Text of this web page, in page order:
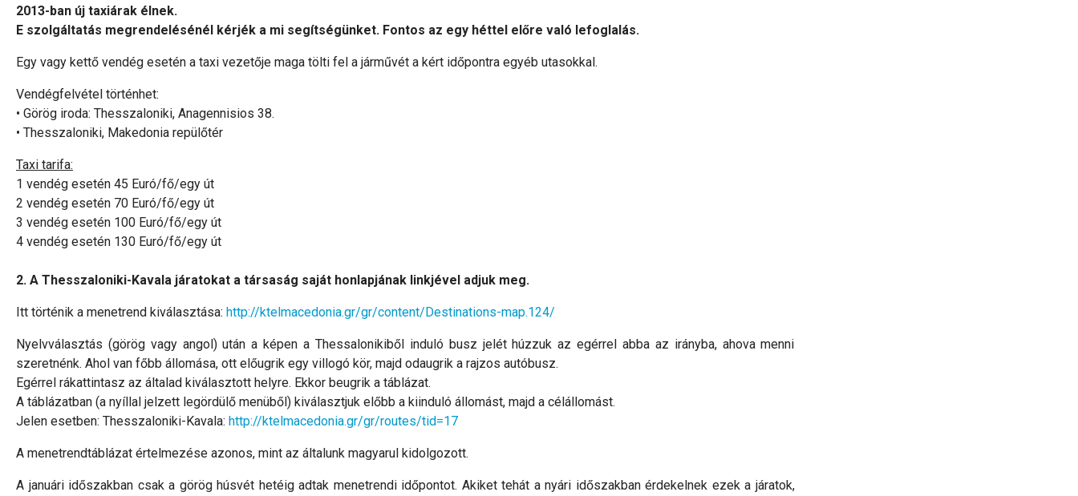
2013-ban új taxiárak élnek.
E szolgáltatás megrendelésénél kérjék a mi segítségünket. Fontos az egy héttel előre való lefoglalás.
Egy vagy kettő vendég esetén a taxi vezetője maga tölti fel a járművét a kért időpontra egyéb utasokkal.
Vendégfelvétel történhet:
• Görög iroda: Thesszaloniki, Anagennisios 38.
• Thesszaloniki, Makedonia repülőtér
Taxi tarifa:
1 vendég esetén 45 Euró/fő/egy út
2 vendég esetén 70 Euró/fő/egy út
3 vendég esetén 100 Euró/fő/egy út
4 vendég esetén 130 Euró/fő/egy út
2. A Thesszaloniki-Kavala járatokat a társaság saját honlapjának linkjével adjuk meg.
Itt történik a menetrend kiválasztása: http://ktelmacedonia.gr/gr/content/Destinations-map.124/
Nyelvválasztás (görög vagy angol) után a képen a Thessalonikiből induló busz jelét húzzuk az egérrel abba az irányba, ahova menni
szeretnénk. Ahol van főbb állomása, ott előugrik egy villogó kör, majd odaugrik a rajzos autóbusz.
Egérrel rákattintasz az általad kiválasztott helyre. Ekkor beugrik a táblázat.
A táblázatban (a nyíllal jelzett legördülő menüből) kiválasztjuk előbb a kiinduló állomást, majd a célállomást.
Jelen esetben: Thesszaloniki-Kavala: http://ktelmacedonia.gr/gr/routes/tid=17
A menetrendtáblázat értelmezése azonos, mint az általunk magyarul kidolgozott.
A januári időszakban csak a görög húsvét hetéig adtak menetrendi időpontot. Akiket tehát a nyári időszakban érdekelnek ezek a járatok,